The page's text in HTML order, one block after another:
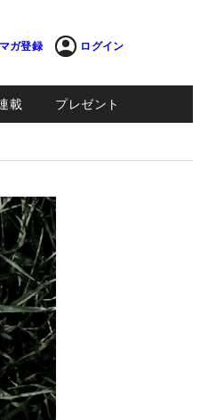
ガ登録 ログイン
載 プレゼント